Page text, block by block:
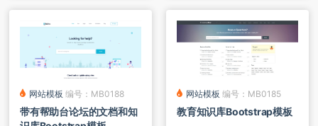
网站模板 编号：MB0188
带有帮助台论坛的文档和知
网站模板 编号：MB0185
教育知识库Bootstrap模板